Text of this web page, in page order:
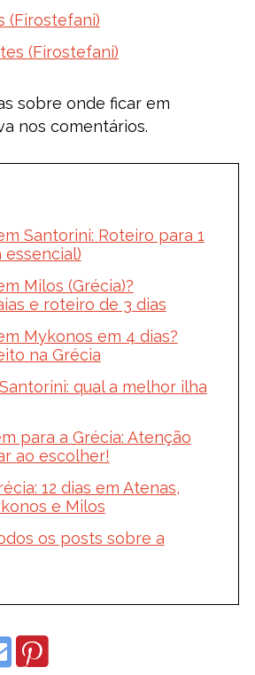
(Firostefani)
(Firostefani)
sobre onde ficar em
nos comentários.
Santorini: Roteiro para 1
essencial)
Milos (Grécia)?
e roteiro de 3 dias
Mykonos em 4 dias?
na Grécia
qual a melhor ilha
para a Grécia: Atenção
ao escolher!
12 dias em Atenas,
e Milos
os posts sobre a